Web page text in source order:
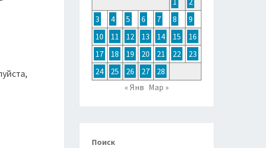
3
4 5 6 7 8
9
10
11 12 13 14 15
16
17
18 19 20 21 22
23
24
25 26 27
28
« Янв Мар »
Поиск